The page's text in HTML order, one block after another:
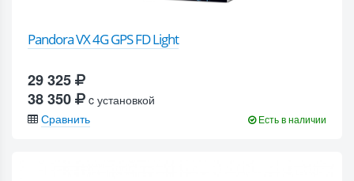
Pandora VX 4G GPS FD Light
29 325
38 350
c установкой
Сравнить
Есть в наличии